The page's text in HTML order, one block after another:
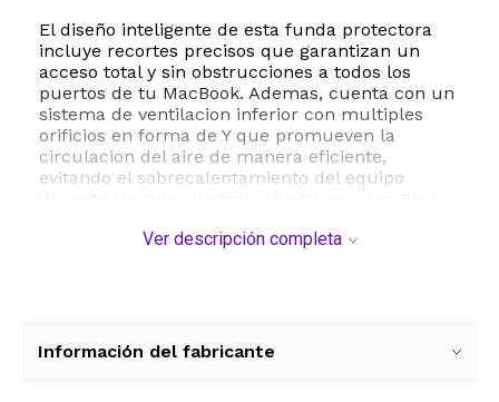
El diseño inteligente de esta funda protectora
incluye recortes precisos que garantizan un
acceso total y sin obstrucciones a todos los
puertos de tu MacBook. Ademas, cuenta con un
sistema de ventilacion inferior con multiples
orificios en forma de Y que promueven la
circulacion del aire de manera eficiente,
evitando el sobrecalentamiento del equipo
base proporcionan una estabilidad optima sobre
un protector de pantalla transparente para
Ver descripción completa
Información del fabricante